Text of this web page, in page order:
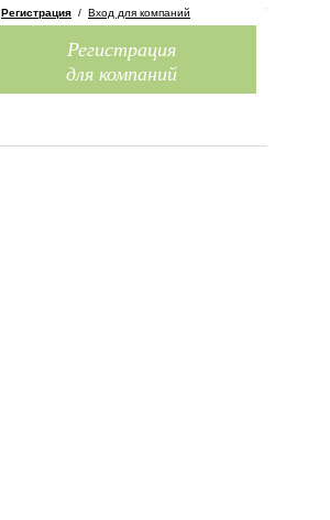
Регистрация / Вход для компаний
Регистрация
для компаний